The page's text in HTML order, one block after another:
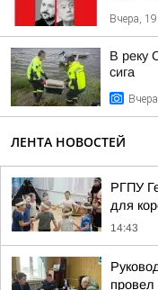
Вчера,
В реку
сига
ЛЕНТА НОВОСТЕЙ
РГПУ
для
14:43